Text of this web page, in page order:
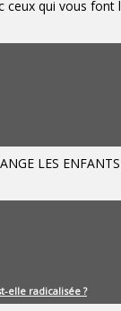
ceux qui vous font
LES ENFANTS
elle radicalisée ?